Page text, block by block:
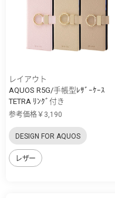
レイアウト
AQUOS R5G/手帳型ﾚｻﾞｰｹｰｽ
TETRA ﾘﾝｸﾞ付き
参考価格￥3,190
DESIGN FOR AQUOS
レザー